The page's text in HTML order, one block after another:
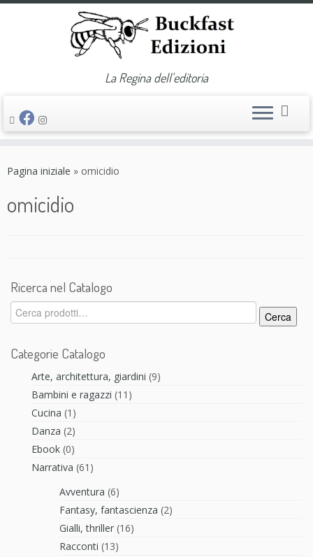
La Regina dell'editoria
Pagina iniziale » omicidio
omicidio
Ricerca nel Catalogo
Cerca:
Cerca
Categorie Catalogo
Arte, architettura, giardini (9)
Bambini e ragazzi (11)
Cucina (1)
Danza (2)
Ebook (0)
Narrativa (61)
Avventura (6)
Fantasy, fantascienza (2)
Gialli, thriller (16)
Racconti (13)